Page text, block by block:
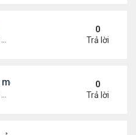
0
Trả lời
trong giấc ngủ?0
Trả lời